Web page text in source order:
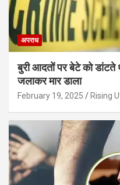
अपराध
बुरी आदतों पर बेटे को डांटते
जलाकर मार डाला
February 19, 2025 Rising